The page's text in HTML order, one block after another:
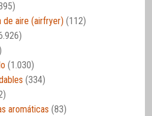
de aire (airfryer) (112)
(1.030)
(334)
aromáticas (83)